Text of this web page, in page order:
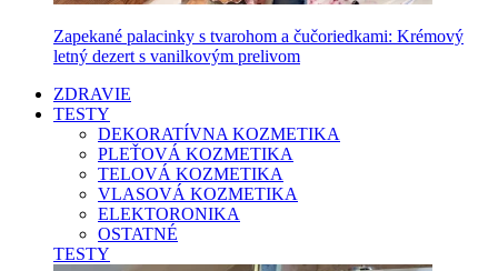
Zapekané palacinky s tvarohom a čučoriedkami: Krémový
letný dezert s vanilkovým prelivom
ZDRAVIE
TESTY
DEKORATÍVNA KOZMETIKA
PLEŤOVÁ KOZMETIKA
TELOVÁ KOZMETIKA
VLASOVÁ KOZMETIKA
ELEKTORONIKA
OSTATNÉ
TESTY